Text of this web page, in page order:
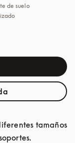
de suelo
tamaños